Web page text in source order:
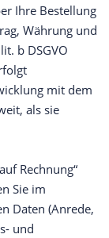
Ihre Bestellung
Währung und
b DSGVO
mit dem
als sie
Rechnung“
Sie im
Daten (Anrede,
und